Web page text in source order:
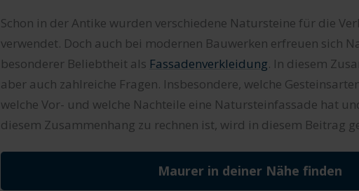
Schon in der Antike wurden verschiedene Natursteine für die
verwendet. Doch auch bei modernen Bauwerken erfreuen sich
besonderer Beliebtheit als Fassadenverkleidung. In diesem
aber auch zahlreiche Fragen. Insbesondere, welche
welche Vor- und welche Nachteile eine Natursteinfassade hat
diesem Zusammenhang zu rechnen ist, wird in diesem Beitrag
Maurer in deiner Nähe finden